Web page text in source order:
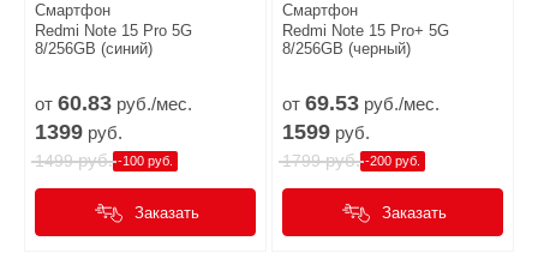
Смартфон
Redmi Note 15 Pro 5G
8/256GB (синий)
от 60.83 руб./мес.
1399 руб.
1499руб. -100 руб.
Заказать
Смартфон
Redmi Note 15 Pro+ 5G
8/256GB (черный)
от 69.53 руб./мес.
1599 руб.
1799руб. -200 руб.
Заказать